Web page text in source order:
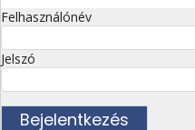
Felhasználónév
Jelszó